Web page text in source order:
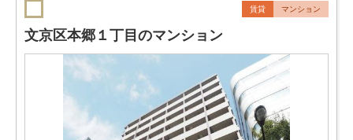
賃貸 マンション
文京区本郷１丁目のマンション